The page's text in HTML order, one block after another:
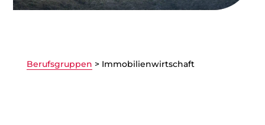
Berufsgruppen > Immobilienwirtschaft